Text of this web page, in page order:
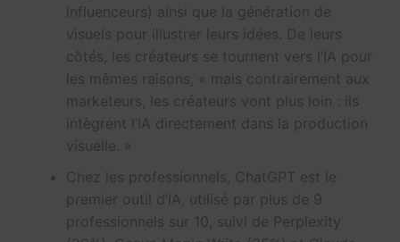
influenceurs) ainsi que la génération de
visuels pour illustrer leurs idées. De leurs
côtés, les créateurs se tournent vers l’IA pour
les mêmes raisons, « mais contrairement aux
marketeurs, les créateurs vont plus loin : ils
intègrent l’IA directement dans la production
visuelle. »
Chez les professionnels, ChatGPT est le
premier outil d’IA, utilisé par plus de 9
professionnels sur 10, suivi de Perplexity